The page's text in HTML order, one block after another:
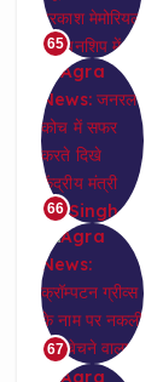
65
66
67